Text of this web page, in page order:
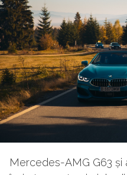
Mercedes-AMG G63 și